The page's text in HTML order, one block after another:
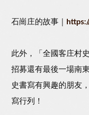
石崗庄的故事｜
此外，「全國客庄村
招募還有最後一場南
史書寫有興趣的朋友
寫行列！